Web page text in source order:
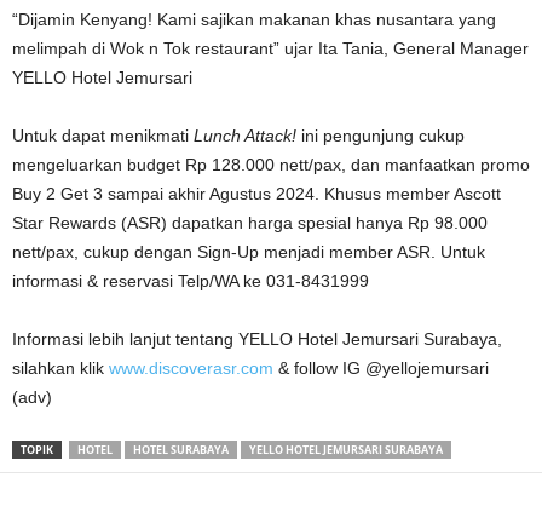
“Dijamin Kenyang! Kami sajikan makanan khas nusantara yang
melimpah di Wok n Tok restaurant” ujar Ita Tania, General Manager
YELLO Hotel Jemursari
Untuk dapat menikmati Lunch Attack! ini pengunjung cukup
mengeluarkan budget Rp 128.000 nett/pax, dan manfaatkan promo
Buy 2 Get 3 sampai akhir Agustus 2024. Khusus member Ascott
Star Rewards (ASR) dapatkan harga spesial hanya Rp 98.000
nett/pax, cukup dengan Sign-Up menjadi member ASR. Untuk
informasi & reservasi Telp/WA ke 031-8431999
Informasi lebih lanjut tentang YELLO Hotel Jemursari Surabaya,
silahkan klik www.discoverasr.com & follow IG @yellojemursari
(adv)
TOPIK HOTEL HOTEL SURABAYA YELLO HOTEL JEMURSARI SURABAYA